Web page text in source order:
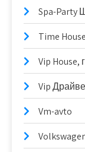
Spa-Party
Time House
Vip
Vip
Vm-avto